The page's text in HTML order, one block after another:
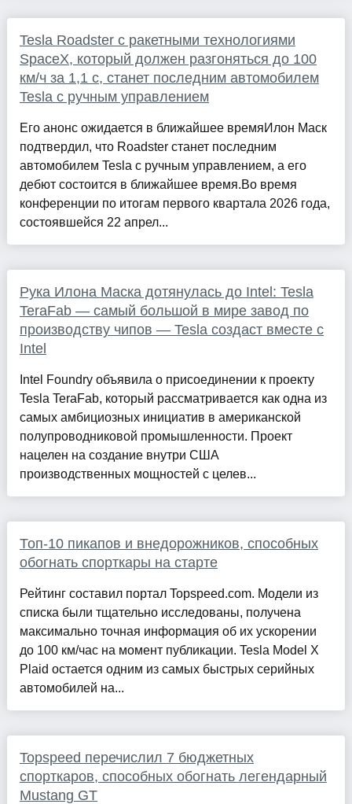
Tesla Roadster с ракетными технологиями
SpaceX, который должен разгоняться до 100
км/ч за 1,1 с, станет последним автомобилем
Tesla с ручным управлением
Его анонс ожидается в ближайшее времяИлон Маск
подтвердил, что Roadster станет последним
автомобилем Tesla с ручным управлением, а его
дебют состоится в ближайшее время.Во время
конференции по итогам первого квартала 2026 года,
состоявшейся 22 апрел...
Рука Илона Маска дотянулась до Intel: Tesla
TeraFab — самый большой в мире завод по
производству чипов — Tesla создаст вместе с
Intel
Intel Foundry объявила о присоединении к проекту
Tesla TeraFab, который рассматривается как одна из
самых амбициозных инициатив в американской
полупроводниковой промышленности. Проект
нацелен на создание внутри США
производственных мощностей с целев...
Топ-10 пикапов и внедорожников, способных
обогнать спорткары на старте
Рейтинг составил портал Topspeed.com. Модели из
списка были тщательно исследованы, получена
максимально точная информация об их ускорении
до 100 км/час на момент публикации. Tesla Model X
Plaid остается одним из самых быстрых серийных
автомобилей на...
Topspeed перечислил 7 бюджетных
спорткаров, способных обогнать легендарный
Mustang GT